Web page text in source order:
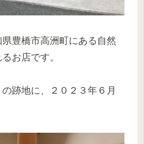
県豊橋市高洲町にある自然
お店です。
跡地に、２０２３年６月